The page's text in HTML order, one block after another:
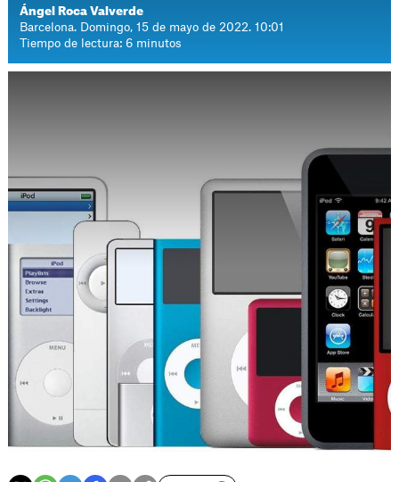
Ángel Roca Valverde
Barcelona. Domingo, 15 de mayo de 2022. 10:01
Tiempo de lectura: 6 minutos